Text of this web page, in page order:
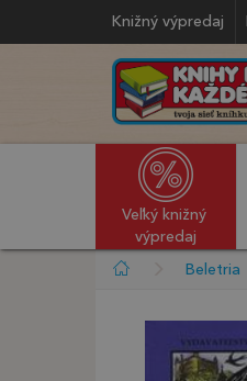
Knižný výpredaj
Veľký knižný
výpredaj
Beletria